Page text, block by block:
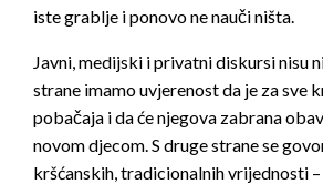
iste grablje i ponovo ne nauči ništa.
Javni, medijski i privatni diskursi nisu
strane imamo uvjerenost da je za sve
pobačaja i da će njegova zabrana
novom djecom. S druge strane se
kršćanskih, tradicionalnih vrijednosti